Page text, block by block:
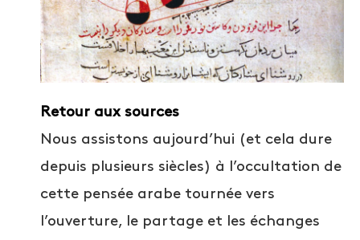
Retour aux sources
Nous assistons aujourd’hui (et cela dure
depuis plusieurs siècles) à l’occultation de
cette pensée arabe tournée vers
l’ouverture, le partage et les échanges